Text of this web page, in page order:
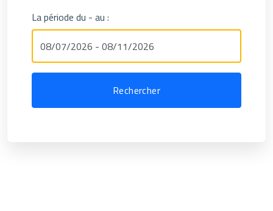
La période du - au :